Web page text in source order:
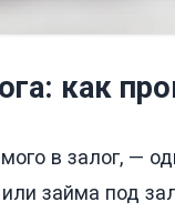
как
в залог, —
займа под